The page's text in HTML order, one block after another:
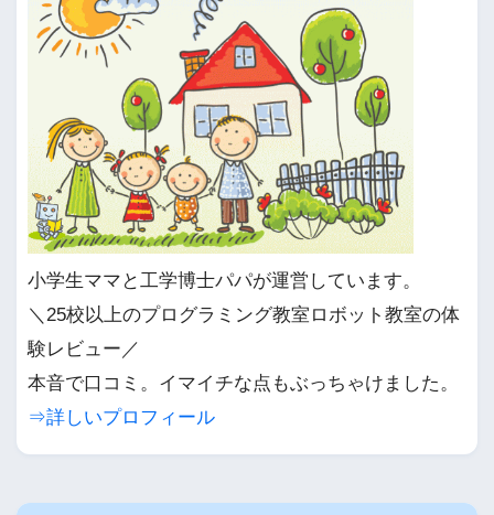
小学生ママと工学博士パパが運営しています。
＼25校以上のプログラミング教室ロボット教室の体
験レビュー／
本音で口コミ。イマイチな点もぶっちゃけました。
⇒詳しいプロフィール